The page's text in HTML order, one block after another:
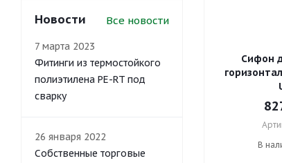
Сифон
В
Новости Все новости
7 марта 2023
Фитинги из термостойкого
полиэтилена PE-RT под
сварку
26 января 2022
Собственные торговые